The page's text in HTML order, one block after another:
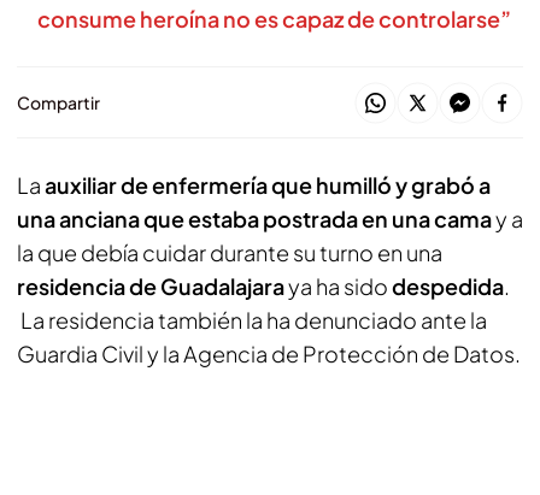
consume heroína no es capaz de controlarse”
Compartir
Laauxiliar de enfermería que humilló y grabó a
una anciana que estaba postrada en una camay a
la que debía cuidar durante su turno en una
residencia de Guadalajaraya ha sidodespedida.
La residencia también la ha denunciado ante la
Guardia Civil y la Agencia de Protección de Datos.